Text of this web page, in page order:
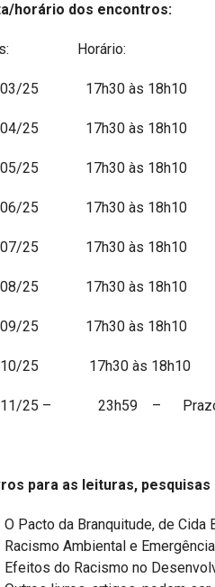
horário dos encontros:
Horário:
03/25 17h30 às 18h10
04/25 17h30 às 18h10
05/25 17h30 às 18h10
06/25 17h30 às 18h10
07/25 17h30 às 18h10
08/25 17h30 às 18h10
09/25 17h30 às 18h10
10/25 17h30 às 18h10
25 – 23h59 – Prazo
para as leituras, pesquisas
O Pacto da Branquitude, de Cida
Racismo Ambiental e
Efeitos do Racismo no